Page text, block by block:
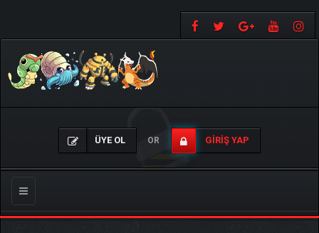
ÜYE OL OR GIRIŞ YAP
Gezinmeyi
Değiştir